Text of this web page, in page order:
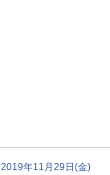
2019年11月29日(金)